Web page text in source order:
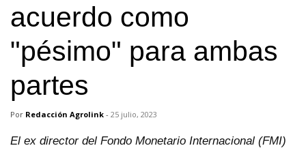
acuerdo como
"pésimo" para ambas
partes
Por Redacción Agrolink - 25 julio, 2023
El ex director del Fondo Monetario Internacional (FMI)